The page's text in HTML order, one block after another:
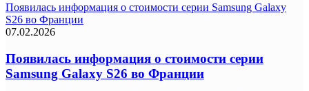
Появилась информация о стоимости серии Samsung Galaxy
S26 во Франции
07.02.2026
Появилась информация о стоимости серии
Samsung Galaxy S26 во Франции